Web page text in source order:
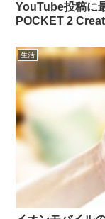
YouTube投稿に
POCKET 2
生活